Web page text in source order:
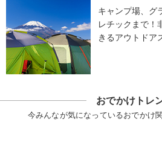
キャンプ場、グ
レチックまで！
きるアウトドア
おでかけトレ
今みんなが気になっているおでかけ